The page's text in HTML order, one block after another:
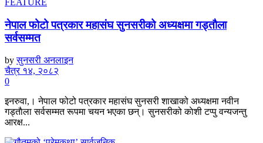
नेपाल फोटो पत्रकार महासंघ सुनसरीको अध्यक्षमा गड्ताैला
सर्वसम्मत
by सुनसरी अनलाइन
चैत्र १४, २०८२
0
इनरुवा,। नेपाल फोटो पत्रकार महासंघ सुनसरी शाखाको अध्यक्षमा नवीन
गड्ताैला सर्वसम्मत रूपमा चयन भएका छन्। सुनसरीको काेशी टप्पु वन्यजन्तु
आरक्ष...